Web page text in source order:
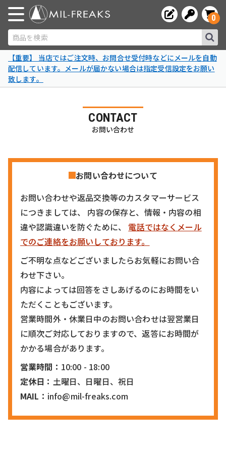
商品を検索
0
【重要】 当店ではご注文時、お問合せ受付時などにメールを自動
配信しています。メールが届かない場合は指定受信設定をお願い
致します。
CONTACT
お問い合わせ
お問い合わせについて
お問い合わせや返品交換等のカスタマーサービス
につきましては、 内容の保存と、情報・内容の相
違や認識違いを防ぐために、
電話ではなくメール
でのご連絡をお願いしております。
ご不明な点などございましたらお気軽にお問い合
わせ下さい。
内容によっては回答をさしあげるのにお時間をい
ただくこともございます。
営業時間外・休業日中のお問い合わせは翌営業日
に順次ご対応しておりますので、返答にお時間が
かかる場合があります。
営業時間： 10:00 - 18:00
定休日： 土曜日、日曜日、祝日
MAIL： info@mil-freaks.com